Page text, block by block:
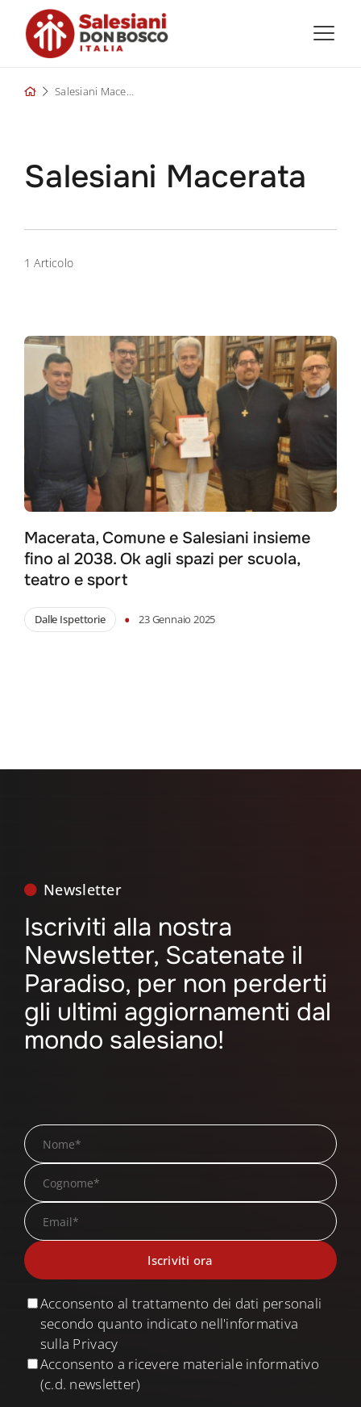
content
Salesiani Macerata
Salesiani Macerata
1 Articolo
Macerata, Comune e Salesiani insieme
fino al 2038. Ok agli spazi per scuola,
teatro e sport
Dalle Ispettorie • 23 Gennaio 2025
Newsletter
Iscriviti alla nostra
Newsletter, Scatenate il
Paradiso, per non perderti
gli ultimi aggiornamenti dal
mondo salesiano!
Acconsento al trattamento dei dati personali
secondo quanto indicato nell'informativa
sulla Privacy
Acconsento a ricevere materiale informativo
(c.d. newsletter)
Search
for: